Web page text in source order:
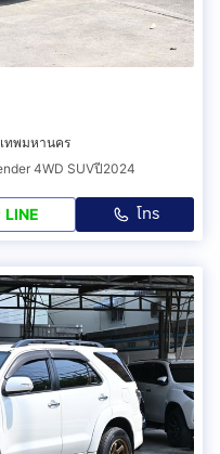
เทพมหานคร
4WD SUVปี2024
LINE โทร